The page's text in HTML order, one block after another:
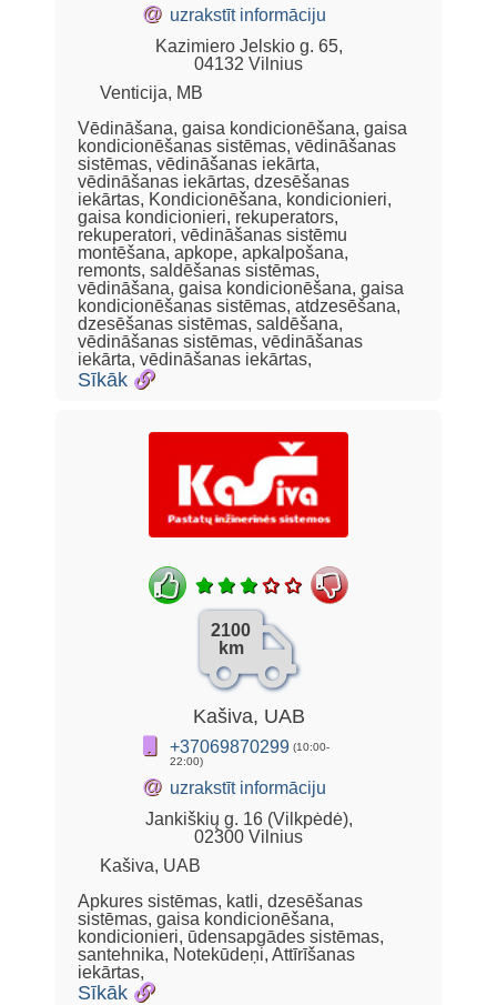
@ uzrakstīt informāciju
Kazimiero Jelskio g. 65,
04132 Vilnius
Venticija, MB
Vēdināšana, gaisa kondicionēšana, gaisa
kondicionēšanas sistēmas, vēdināšanas
sistēmas, vēdināšanas iekārta,
vēdināšanas iekārtas, dzesēšanas
iekārtas, Kondicionēšana, kondicionieri,
gaisa kondicionieri, rekuperators,
rekuperatori, vēdināšanas sistēmu
montēšana, apkope, apkalpošana,
remonts, saldēšanas sistēmas,
vēdināšana, gaisa kondicionēšana, gaisa
kondicionēšanas sistēmas, atdzesēšana,
dzesēšanas sistēmas, saldēšana,
vēdināšanas sistēmas, vēdināšanas
iekārta, vēdināšanas iekārtas,
Sīkāk
2100
km
Kašiva, UAB
+37069870299 (10:00-
22:00)
@ uzrakstīt informāciju
Jankiškių g. 16 (Vilkpėdė),
02300 Vilnius
Kašiva, UAB
Apkures sistēmas, katli, dzesēšanas
sistēmas, gaisa kondicionēšana,
kondicionieri, ūdensapgādes sistēmas,
santehnika, Notekūdeņi, Attīrīšanas
iekārtas,
Sīkāk